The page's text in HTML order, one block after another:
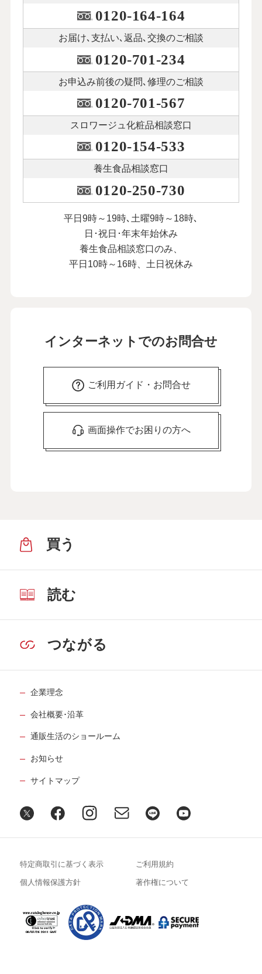
0120-164-164
お届け､支払い､ 返品､交換のご相談
0120-701-234
お申込み前後の疑問､修理のご相談
0120-701-567
スロワージュ化粧品相談窓口
0120-154-533
養生食品相談窓口
0120-250-730
平日9時～19時､土曜9時～18時､
日･祝日･年末年始休み
養生食品相談窓口のみ、
平日10時～16時、土日祝休み
インターネットでのお問合せ
ご利用ガイド・お問合せ
画面操作でお困りの方へ
買う
読む
つながる
企業理念
会社概要･沿革
通販生活のショールーム
お知らせ
サイトマップ
特定商取引に基づく表示 ご利用規約
個人情報保護方針 著作権について